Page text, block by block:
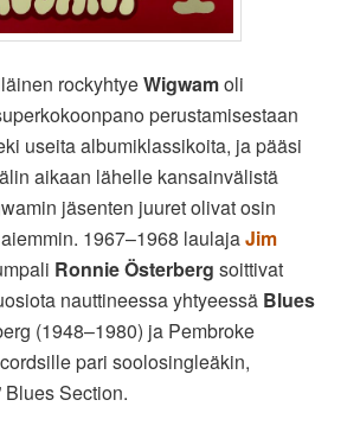
rockyhtyeWigwamoli
perustamisestaan
useita albumiklassikoita, ja pääsi
aikaan lähelle kansainvälistä
jäsenten juuret olivat osin
1967–1968 laulajaJim
Ronnie Österberg soittivat
nauttineessa yhtyeessä Blues
(1948–1980) ja Pembroke
pari soolosingleäkin,
Blues Section.